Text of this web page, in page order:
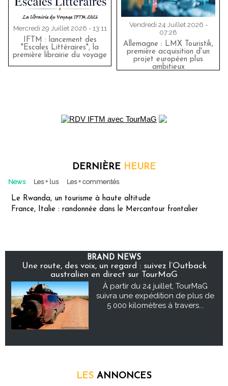
Mercredi 29 Juillet 2026 - 13:11
IFTM : lancement des
"Escales Littéraires", la
première librairie du voyage
Vendredi 24 Juillet 2026 -
07:28
Allemagne : LMX Touristik,
première acquisition d'un
projet européen plus
ambitieux
DERNIÈRE HEURE
News Les + lus Les + commentés
Le Rwanda, un tourisme à haute altitude
France, Italie : randonnée dans le Mercantour frontalier
BRAND NEWS
Une route, des voix, un regard : suivez l’Outback
australien en direct sur TourMaG
À partir du 24 juillet, TourMaG
suivra une expédition de plus de
5 000 kilomètres à travers...
LES ANNONCES